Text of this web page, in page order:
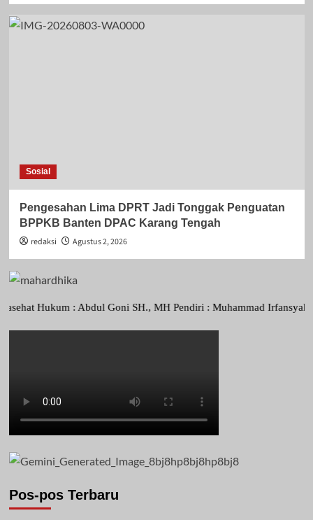
Sosial
Pengesahan Lima DPRT Jadi Tonggak Penguatan
BPPKB Banten DPAC Karang Tengah
redaksi
Agustus 2, 2026
Hukum : Abdul Goni SH., MH Pendiri : Muhammad Irfansyah,
Pos-pos Terbaru